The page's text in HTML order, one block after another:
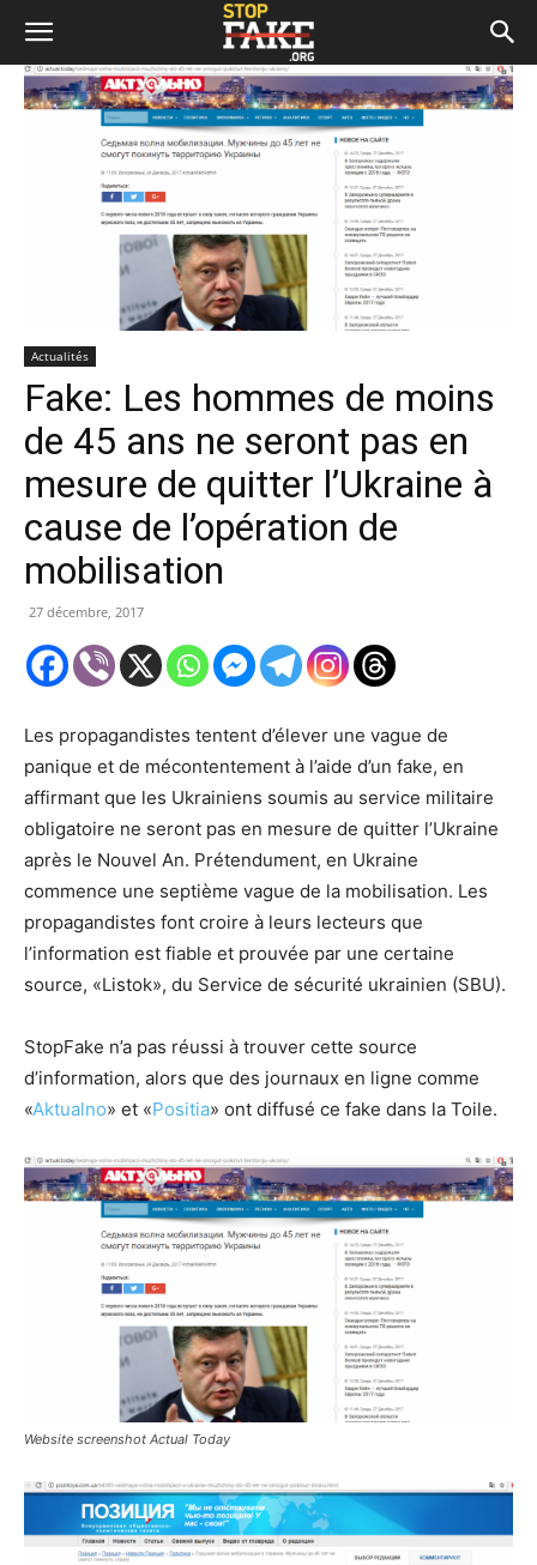
Actualités
Fake: Les hommes de moins
de 45 ans ne seront pas en
mesure de quitter l’Ukraine à
cause de l’opération de
mobilisation
27 décembre, 2017
Les propagandistes tentent d’élever une vague de
panique et de mécontentement à l’aide d’un fake, en
affirmant que les Ukrainiens soumis au service militaire
obligatoire ne seront pas en mesure de quitter l’Ukraine
après le Nouvel An. Prétendument, en Ukraine
commence une septième vague de la mobilisation. Les
propagandistes font croire à leurs lecteurs que
l’information est fiable et prouvée par une certaine
source, «Listok», du Service de sécurité ukrainien (SBU).
StopFake n’a pas réussi à trouver cette source
d’information, alors que des journaux en ligne comme
«Aktualno» et «Positia» ont diffusé ce fake dans la Toile.
Website screenshot Actual Today